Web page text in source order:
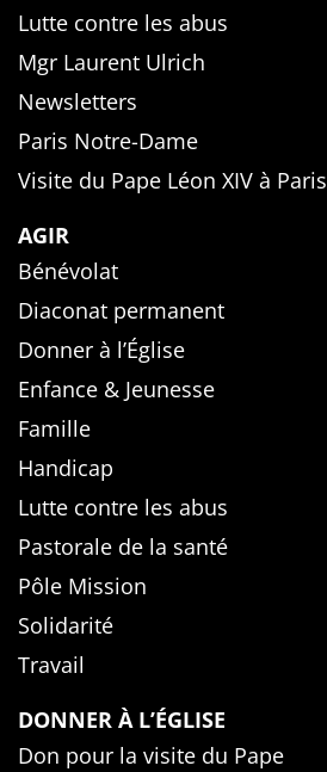
Lutte contre les abus
Mgr Laurent Ulrich
Newsletters
Paris Notre-Dame
Visite du Pape Léon XIV à Paris
AGIR
Bénévolat
Diaconat permanent
Donner à l’Église
Enfance & Jeunesse
Famille
Handicap
Lutte contre les abus
Pastorale de la santé
Pôle Mission
Solidarité
Travail
DONNER À L’ÉGLISE
Don pour la visite du Pape